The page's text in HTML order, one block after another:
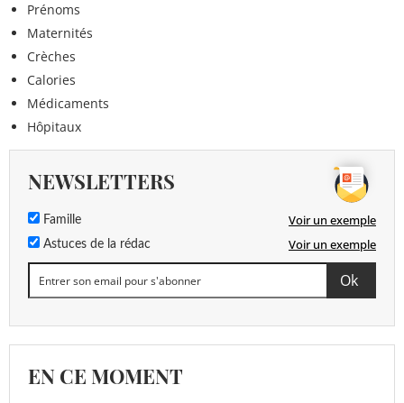
Prénoms
Maternités
Crèches
Calories
Médicaments
Hôpitaux
NEWSLETTERS
Famille Voir un exemple
Astuces de la rédac Voir un exemple
EN CE MOMENT